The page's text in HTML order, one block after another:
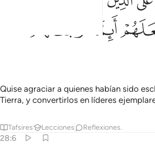
ﲼ ﲽ
Quise agraciar a quienes habían sido
Tierra, y convertirlos en líderes
Tafsires Lecciones Reflexiones.
28:6